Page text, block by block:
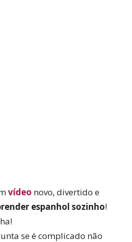
vídeo novo, divertido e
espanhol sozinho!
se é complicado não